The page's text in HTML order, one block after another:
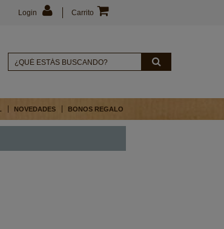
Carrito
Login
NOVEDADES BONOS REGALO